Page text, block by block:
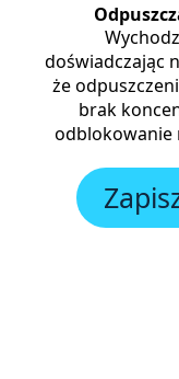
doświadczając
że
brak
odblokowanie